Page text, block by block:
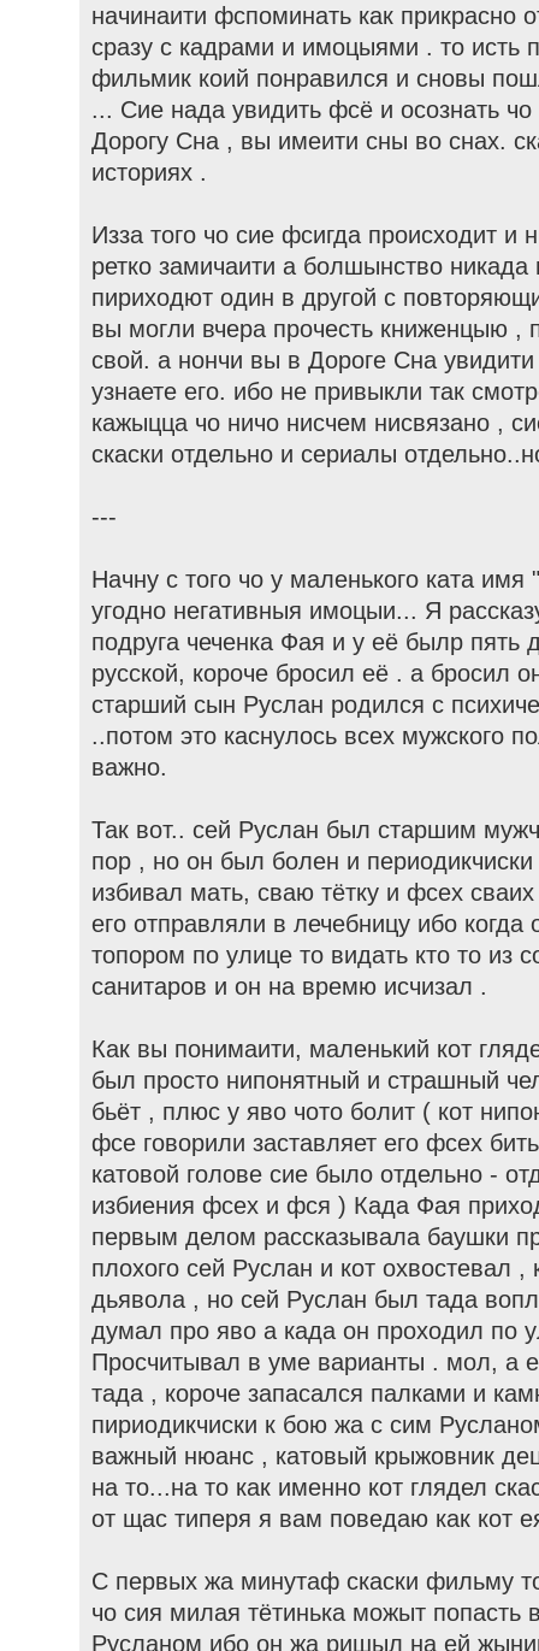
начинаити фспоминать как
сразу с кадрами и имоцыями . то исть
фильмик коий понравился и сновы
... Сие нада увидить фсё и осознать
Дорогу Сна , вы имеити сны во снах.
историях .
Изза того чо сие фсигда происходит и
ретко замичаити а болшынство никада
пириходют один в другой с
вы могли вчера прочесть книженцыю ,
свой. а нончи вы в Дороге Сна
узнаете его. ибо не привыкли так
кажыцца чо ничо нисчем нисвязано ,
скаски отдельно и сериалы
---
Начну с того чо у маленького ката
угодно негативныя имоцыи... Я
подруга чеченка Фая и у её былр пять
русской, короче бросил её . а бросил
старший сын Руслан родился с
..потом это каснулось всех мужского
важно.
Так вот.. сей Руслан был старшим
пор , но он был болен и
избивал мать, сваю тётку и фсех
его отправляли в лечебницу ибо когда
топором по улице то видать кто то из
санитаров и он на времю исчизал .
Как вы понимаити, маленький кот
был просто нипонятный и страшный
бьёт , плюс у яво чото болит ( кот
фсе говорили заставляет его фсех
катовой голове сие было отдельно -
избиения фсех и фся ) Када Фая
первым делом рассказывала баушки
плохого сей Руслан и кот охвостевал
дьявола , но сей Руслан был тада
думал про яво а када он проходил по
Просчитывал в уме варианты . мол, а
тада , короче запасался палками и
пириодикчиски к бою жа с сим
важный нюанс , катовый крыжовник
на то...на то как именно кот глядел
от щас типеря я вам поведаю как кот
С первых жа минутаф скаски фильму
чо сия милая тётинька можыт попасть
Русланом ибо он жа ришыл на ей